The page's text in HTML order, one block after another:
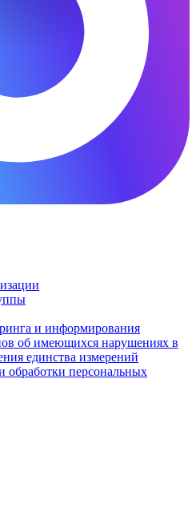
и информирования
об имеющихся нарушениях в
единства измерений
персональных